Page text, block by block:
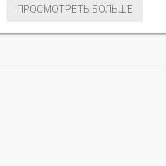
дешевыми впечатлениями, и что
ПРОСМОТРЕТЬ БОЛЬШЕ